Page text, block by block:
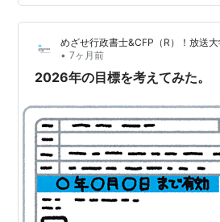
ー150が掲載されたのである。初年
浅く、総額もかなり安価。これも何
予約して見に行ってみた。 実車には
部分もあり、そのあたりをきちんと
の分安くしているということだった…
めざせ行政書士&CFP（R）！放送
• 7ヶ月前
2026年の目標を考えてみた。